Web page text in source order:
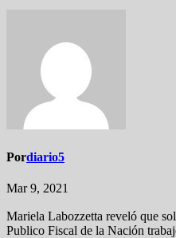
Pordiario5
Mar 9, 2021
Mariela Labozzetta reveló que
Publico Fiscal de la Nación